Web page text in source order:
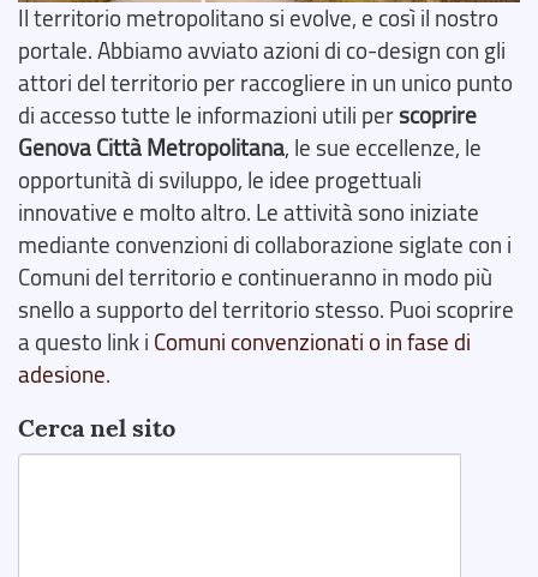
Il territorio metropolitano si evolve, e così il nostro
portale. Abbiamo avviato azioni di co-design con gli
attori del territorio per raccogliere in un unico punto
di accesso tutte le informazioni utili perscoprire
Genova Città Metropolitana, le sue eccellenze, le
opportunità di sviluppo, le idee progettuali
innovative e molto altro. Le attività sono iniziate
mediante convenzioni di collaborazione siglate con i
Comuni del territorio e continueranno in modo più
snello a supporto del territorio stesso. Puoi scoprire
a questo link i Comuni convenzionati o in fase di
adesione.
Cerca nel sito